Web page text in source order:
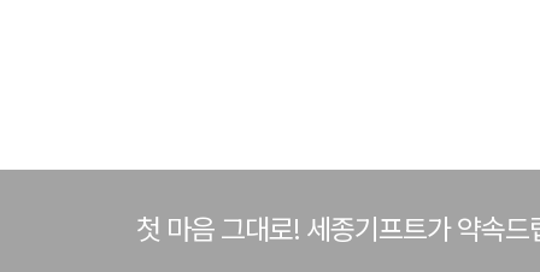
첫 마음 그대로! 세종기프트가 약속드